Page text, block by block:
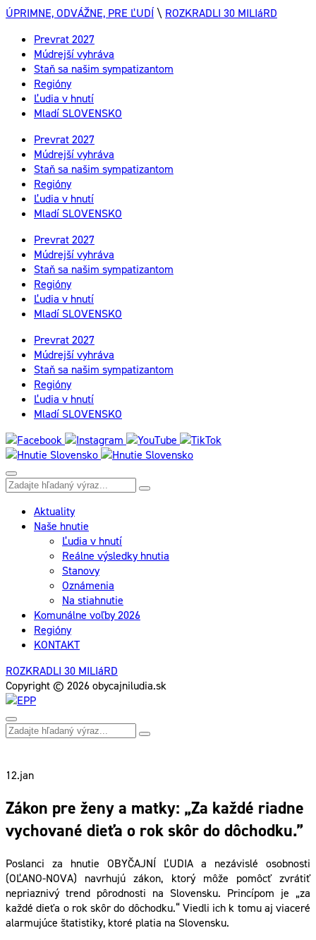
ÚPRIMNE, ODVÁŽNE, PRE ĽUDÍ \ ROZKRADLI 30 MILIáRD
Prevrat 2027
Múdrejší vyhráva
Staň sa našim sympatizantom
Regióny
Ľudia v hnutí
Mladí SLOVENSKO
Prevrat 2027
Múdrejší vyhráva
Staň sa našim sympatizantom
Regióny
Ľudia v hnutí
Mladí SLOVENSKO
Prevrat 2027
Múdrejší vyhráva
Staň sa našim sympatizantom
Regióny
Ľudia v hnutí
Mladí SLOVENSKO
Prevrat 2027
Múdrejší vyhráva
Staň sa našim sympatizantom
Regióny
Ľudia v hnutí
Mladí SLOVENSKO
Aktuality
Naše hnutie
Ľudia v hnutí
Reálne výsledky hnutia
Stanovy
Oznámenia
Na stiahnutie
Komunálne voľby 2026
Regióny
KONTAKT
ROZKRADLI 30 MILIáRD
Copyright © 2026 obycajniludia.sk
12.jan
Zákon pre ženy a matky: „Za každé riadne
vychované dieťa o rok skôr do dôchodku.”
Poslanci za hnutie OBYČAJNÍ ĽUDIA a nezávislé osobnosti
(OĽANO-NOVA) navrhujú zákon, ktorý môže pomôcť zvrátiť
nepriaznivý trend pôrodnosti na Slovensku. Princípom je „za
každé dieťa o rok skôr do dôchodku.“ Viedli ich k tomu aj viaceré
alarmujúce štatistiky, ktoré platia na Slovensku.